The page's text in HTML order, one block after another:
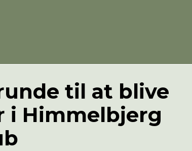
til at blive
i Himmelbjerg